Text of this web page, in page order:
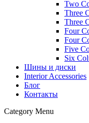
Two
Three
Three
Four
Four
Five
Six
Шины и диски
Interior Accessories
Блог
Контакты
Category Menu